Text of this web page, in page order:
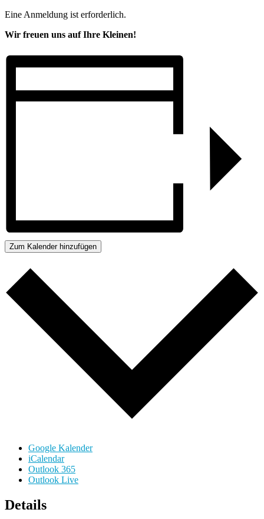
Eine Anmeldung ist erforderlich.
Wir freuen uns auf Ihre Kleinen!
Zum Kalender hinzufügen
Google Kalender
iCalendar
Outlook 365
Outlook Live
Details